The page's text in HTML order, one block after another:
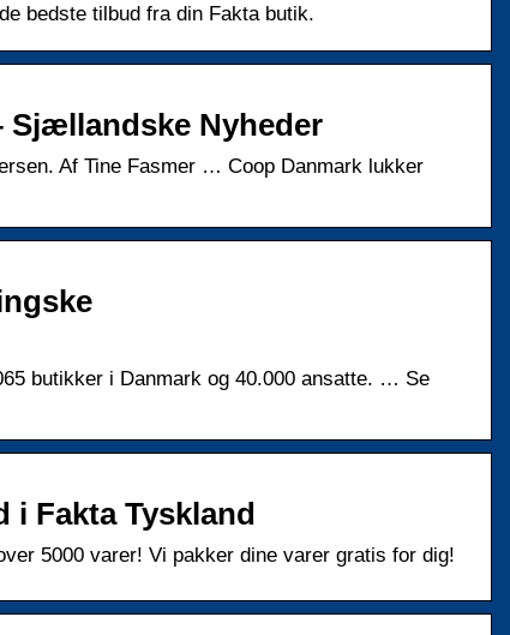
bedste tilbud fra din Fakta butik.
Sjællandske Nyheder
Af Tine Fasmer … Coop Danmark lukker
butikker i Danmark og 40.000 ansatte. … Se
i Fakta Tyskland
5000 varer! Vi pakker dine varer gratis for dig!